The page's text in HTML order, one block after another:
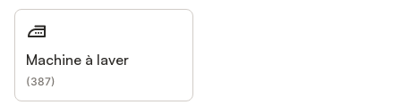
Machine à laver
(387)